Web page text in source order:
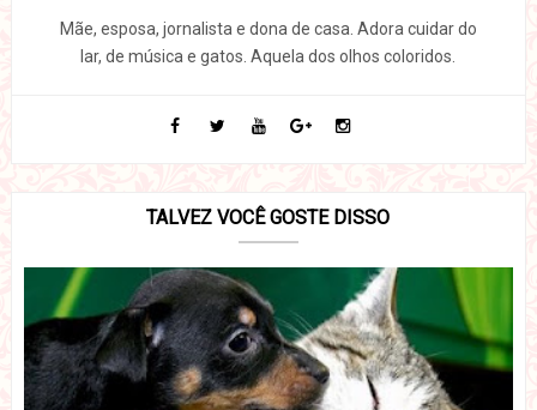
Mãe, esposa, jornalista e dona de casa. Adora cuidar do
lar, de música e gatos. Aquela dos olhos coloridos.
TALVEZ VOCÊ GOSTE DISSO